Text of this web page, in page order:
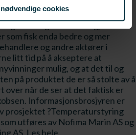
cookies
er dette et utslag av at
venne seg til, og akseptere, at
utvikling faktisk kan gjøre
fisk enda bedre og mer
og andre aktører i
litt tid på å akseptere at
mulig, og at det til og
på produktet de er så stolte av å
over når de ser at det faktisk er
Informasjonsbrosjyren er
prosjektet ?Temperaturstyring
utføres av Nofima Marin AS og
AS. Les hele